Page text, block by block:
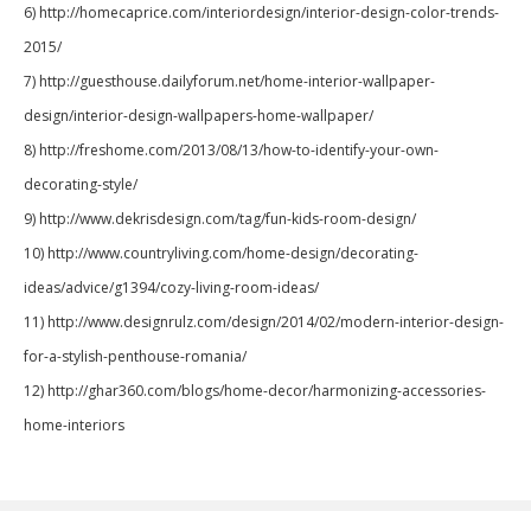
6) http://homecaprice.com/interiordesign/interior-design-color-trends-
2015/
7) http://guesthouse.dailyforum.net/home-interior-wallpaper-
design/interior-design-wallpapers-home-wallpaper/
8) http://freshome.com/2013/08/13/how-to-identify-your-own-
decorating-style/
9) http://www.dekrisdesign.com/tag/fun-kids-room-design/
10) http://www.countryliving.com/home-design/decorating-
ideas/advice/g1394/cozy-living-room-ideas/
11) http://www.designrulz.com/design/2014/02/modern-interior-design-
for-a-stylish-penthouse-romania/
12) http://ghar360.com/blogs/home-decor/harmonizing-accessories-
home-interiors